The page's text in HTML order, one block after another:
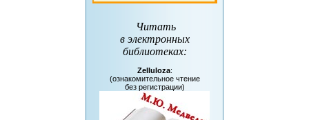
Читать
в электронных
библиотеках:
Zelluloza:
(ознакомительное чтение
без регистрации)